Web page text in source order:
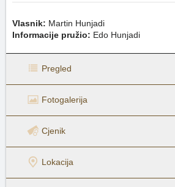
Vlasnik: Martin Hunjadi
Informacije pružio: Edo Hunjadi
Pregled
Fotogalerija
Cjenik
Lokacija